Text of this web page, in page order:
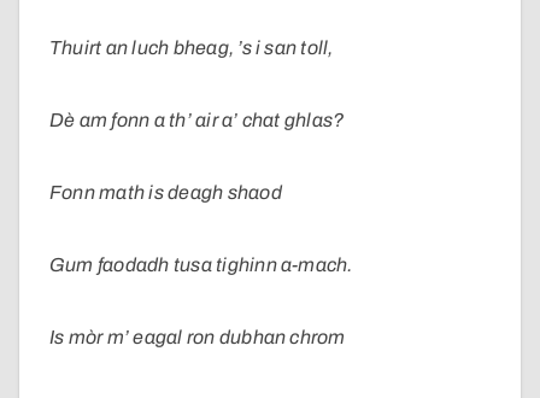
Thuirt an luch bheag, ’s i san toll,
Dè am fonn a th’ air a’ chat ghlas?
Fonn math is deagh shaod
Gum faodadh tusa tighinn a-mach.
Is mòr m’ eagal ron dubhan chrom